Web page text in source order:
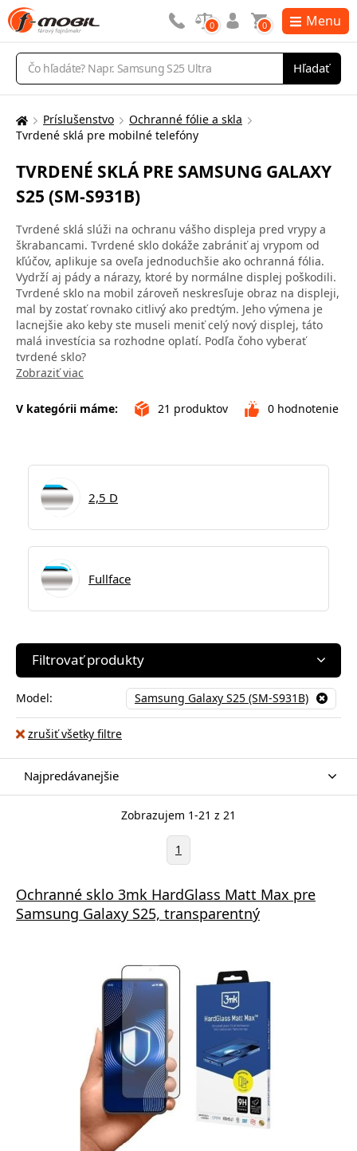
Vyhľadávanie
Hľadať
0 0 Menu
Tu
nachádzate:
Príslušenstvo
Ochranné fólie a skla
Tvrdené sklá pre mobilné telefóny
TVRDENÉ SKLÁ PRE SAMSUNG GALAXY
S25 (SM-S931B)
Tvrdené sklá slúži na ochranu vášho displeja pred vrypy a
škrabancami. Tvrdené sklo dokáže zabrániť aj vrypom od
kľúčov, aplikuje sa oveľa jednoduchšie ako ochranná fólia.
Vydrží aj pády a nárazy, ktoré by normálne displej poškodili.
Tvrdené sklo na mobil zároveň neskresľuje obraz na displeji,
mal by zostať rovnako citlivý ako predtým. Jeho výmena je
lacnejšie ako keby ste museli meniť celý nový displej, táto
malá investícia sa rozhodne oplatí. Podľa čoho vyberať
tvrdené sklo?
Zobraziť viac
V kategórii máme: 21 produktov 0 hodnotenie
2,5 D
Fullface
Filtrovať produkty
Model: Samsung Galaxy S25 (SM-S931B)
zrušiť všetky filtre
Najpredávanejšie
Zobrazujem 1-21 z 21
1
Ochranné sklo 3mk HardGlass Matt Max pre
Samsung Galaxy S25, transparentný